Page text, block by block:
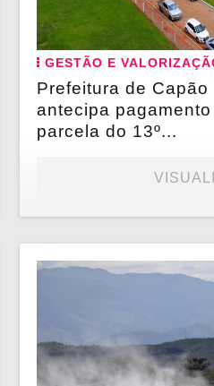
GESTÃO E
Prefeitura de Capão
antecipa
parcela do 13º...